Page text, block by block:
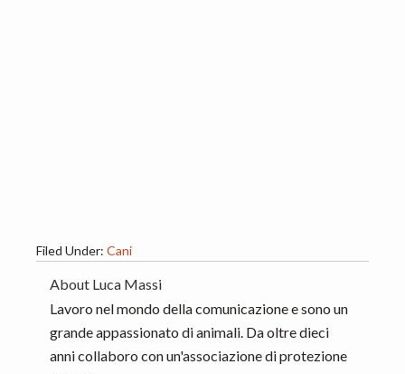
Filed Under: Cani
About Luca Massi
Lavoro nel mondo della comunicazione e sono un
grande appassionato di animali. Da oltre dieci
anni collaboro con un'associazione di protezione